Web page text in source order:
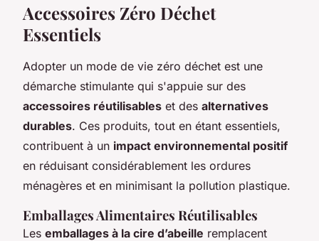
Accessoires Zéro Déchet
Essentiels
Adopter un mode de vie zéro déchet est une
démarche stimulante qui s'appuie sur des
accessoires réutilisables et des alternatives
durables. Ces produits, tout en étant essentiels,
contribuent à un impact environnemental positif
en réduisant considérablement les ordures
ménagères et en minimisant la pollution plastique.
Emballages Alimentaires Réutilisables
Les emballages à la cire d’abeille remplacent